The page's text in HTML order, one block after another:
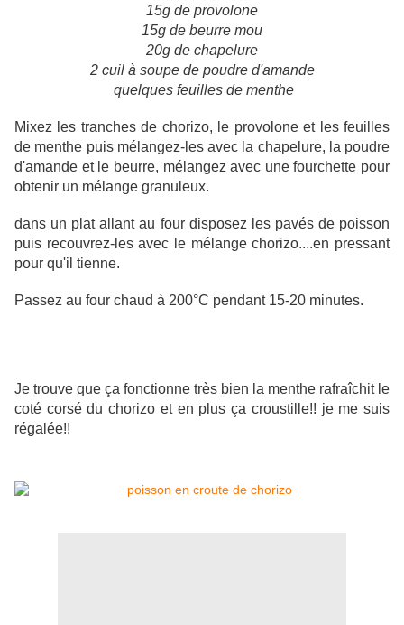
15g de provolone
15g de beurre mou
20g de chapelure
2 cuil à soupe de poudre d'amande
quelques feuilles de menthe
Mixez les tranches de chorizo, le provolone et les feuilles
de menthe puis mélangez-les avec la chapelure, la poudre
d'amande et le beurre, mélangez avec une fourchette pour
obtenir un mélange granuleux.
dans un plat allant au four disposez les pavés de poisson
puis recouvrez-les avec le mélange chorizo....en pressant
pour qu'il tienne.
Passez au four chaud à 200°C pendant 15-20 minutes.
Je trouve que ça fonctionne très bien la menthe rafraîchit le
coté corsé du chorizo et en plus ça croustille!! je me suis
régalée!!